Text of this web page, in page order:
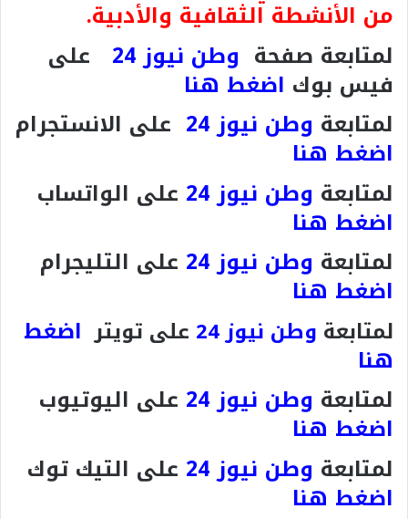
من الأنشطة الثقافية والأدبية.
لمتابعة صفحة وطن نيوز 24 على
فيس بوك اضغط هنا
لمتابعة وطن نيوز 24 على الانستجرام
اضغط هنا
لمتابعة وطن نيوز 24 على الواتساب
اضغط هنا
لمتابعة وطن نيوز 24 على التليجرام
اضغط هنا
لمتابعة وطن نيوز 24 على تويتر اضغط
هنا
لمتابعة وطن نيوز 24 على اليوتيوب
اضغط هنا
لمتابعة وطن نيوز 24 على التيك توك
اضغط هنا